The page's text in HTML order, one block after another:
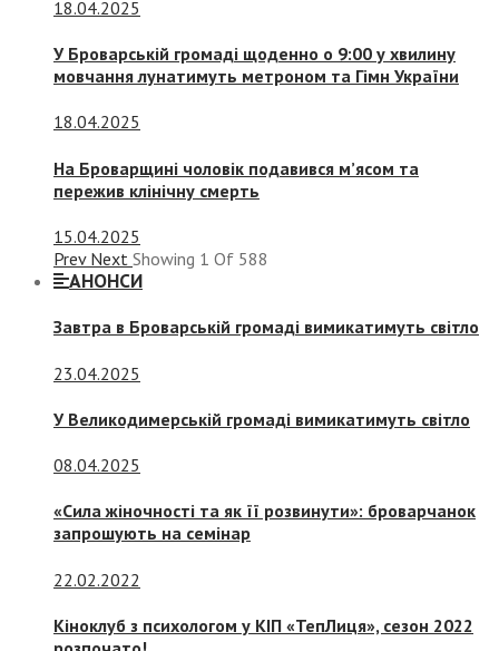
18.04.2025
У Броварській громаді щоденно о 9:00 у хвилину
мовчання лунатимуть метроном та Гімн України
18.04.2025
На Броварщині чоловік подавився м’ясом та
пережив клінічну смерть
15.04.2025
Prev Next Showing 1 Of 588
АНОНСИ
Завтра в Броварській громаді вимикатимуть світло
23.04.2025
У Великодимерській громаді вимикатимуть світло
08.04.2025
«Сила жіночності та як її розвинути»: броварчанок
запрошують на семінар
22.02.2022
Кіноклуб з психологом у КІП «ТепЛиця», сезон 2022